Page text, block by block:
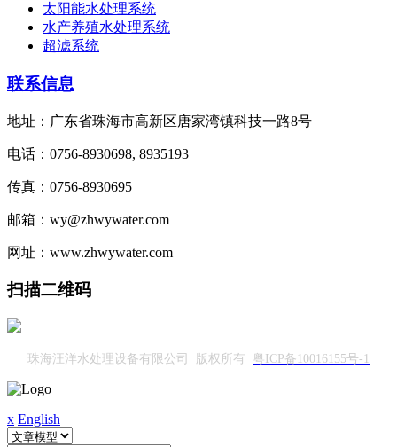
太阳能水处理系统
水产养殖水处理系统
超滤系统
联系信息
地址：广东省珠海市高新区唐家湾镇科技一路8号
电话：0756-8930698, 8935193
传真：0756-8930695
邮箱：wy@zhwywater.com
网址：www.zhwywater.com
扫描二维码
珠海汪洋水处理设备有限公司 版权所有 粤ICP备10016155号-1
x English